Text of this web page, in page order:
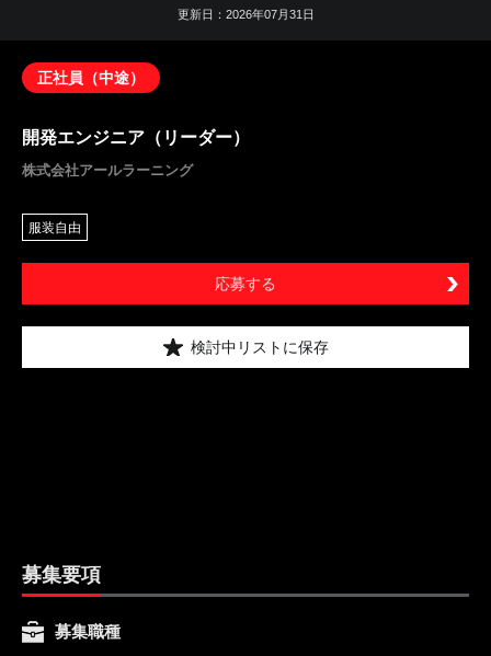
更新日：2026年07月31日
正社員（中途）
開発エンジニア（リーダー）
株式会社アールラーニング
服装自由
応募する
検討中リストに保存
募集要項
募集職種